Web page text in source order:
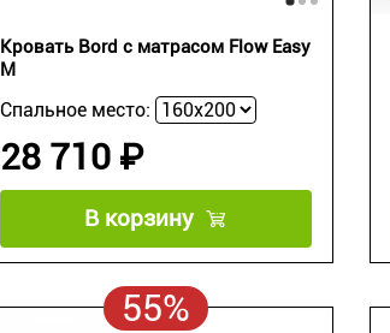
Кровать Bord с матрасом Flow Easy
M
Спальное место:
28 710 ₽
В корзину
55%